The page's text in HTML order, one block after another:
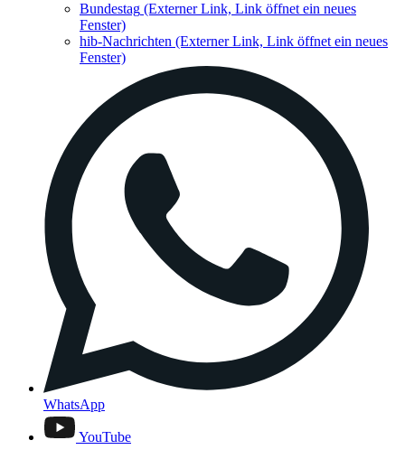
Bundestag (Externer Link, Link öffnet ein neues
Fenster)
hib-Nachrichten (Externer Link, Link öffnet ein neues
Fenster)
WhatsApp
YouTube